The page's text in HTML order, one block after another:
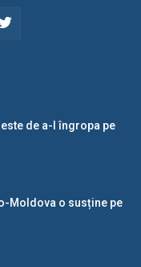
de a-l îngropa pe
Moldova o susține pe